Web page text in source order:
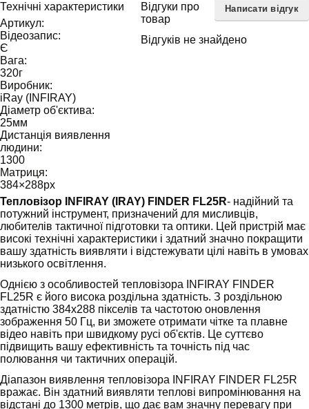
Технічні характеристики
Артикул:
Відеозапис:
Є
Вага:
320г
Виробник:
iRay (INFIRAY)
Діаметр об'єктива:
25мм
Дистанція виявлення
людини:
1300
Матриця:
384×288px
Відгуки про
товар
Написати відгук
Відгуків не знайдено
Тепловізор INFIRAY (IRAY) FINDER FL25R- надійний та
потужний інструмент, призначений для мисливців,
любителів тактичної підготовки та оптики. Цей пристрій має
високі технічні характеристики і здатний значно покращити
вашу здатність виявляти і відстежувати цілі навіть в умовах
низького освітлення.
Однією з особливостей тепловізора INFIRAY FINDER
FL25R є його висока роздільна здатність. З роздільною
здатністю 384x288 пікселів та частотою оновлення
зображення 50 Гц, ви зможете отримати чітке та плавне
відео навіть при швидкому русі об'єктів. Це суттєво
підвищить вашу ефективність та точність під час
полювання чи тактичних операцій.
Діапазон виявлення тепловізора INFIRAY FINDER FL25R
вражає. Він здатний виявляти теплові випромінювання на
відстані до 1300 метрів, що дає вам значну перевагу при